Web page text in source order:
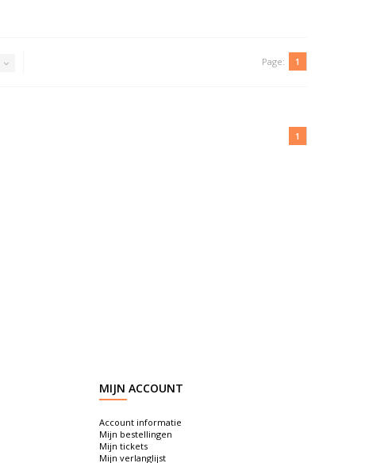
Page: 1
1
MIJN ACCOUNT
Account informatie
Mijn bestellingen
Mijn tickets
Mijn verlanglijst